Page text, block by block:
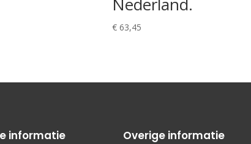
Nederland.
€63,45
informatie Overige informatie